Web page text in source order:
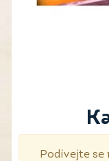
Podívejte se